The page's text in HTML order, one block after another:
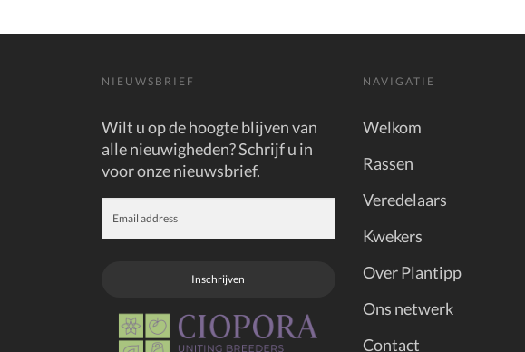
NIEUWSBRIEF
Wilt u op de hoogte blijven van
alle nieuwigheden? Schrijf u in
voor onze nieuwsbrief.
Inschrijven
NAVIGATIE
Welkom
Rassen
Veredelaars
Kwekers
Over Plantipp
Ons netwerk
Contact